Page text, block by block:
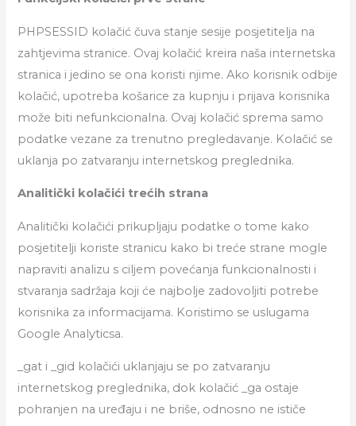
PHPSESSID kolačić čuva stanje sesije posjetitelja na
zahtjevima stranice. Ovaj kolačić kreira naša internetska
stranica i jedino se ona koristi njime. Ako korisnik odbije
kolačić, upotreba košarice za kupnju i prijava korisnika
može biti nefunkcionalna. Ovaj kolačić sprema samo
podatke vezane za trenutno pregledavanje. Kolačić se
uklanja po zatvaranju internetskog preglednika.
Analitički kolačići trećih strana
Analitički kolačići prikupljaju podatke o tome kako
posjetitelji koriste stranicu kako bi treće strane mogle
napraviti analizu s ciljem povećanja funkcionalnosti i
stvaranja sadržaja koji će najbolje zadovoljiti potrebe
korisnika za informacijama. Koristimo se uslugama
Google Analyticsa.
_gat i _gid kolačići uklanjaju se po zatvaranju
internetskog preglednika, dok kolačić _ga ostaje
pohranjen na uređaju i ne briše, odnosno ne ističe